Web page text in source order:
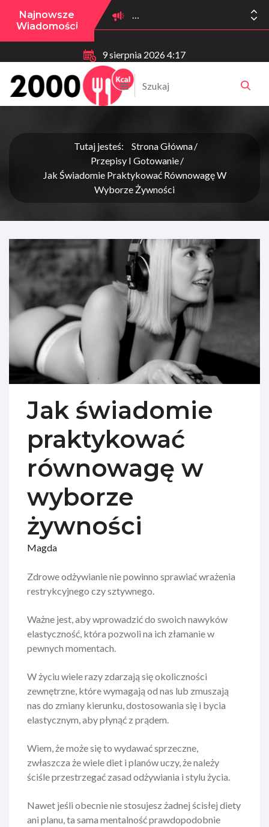
Najnowsze
Wiadomości
9 sierpnia 2026 4:17
Tutaj jesteś:
Strona Główna
Przepisy I Gotowanie
Jak Świadomie Praktykować Równowagę W
Wyborze Żywności
Jak świadomie
praktykować
równowagę w
wyborze
żywności
Magda
Zdrowe odżywianie nie powinno sprawiać wrażenia
restrykcyjnego czy sztywnego.
Ważne jest, aby wprowadzić do swoich nawyków
elastyczność, która pozwoli na ich złamanie w
pewnych momentach.
W życiu wiele razy zdarzają się okoliczności
zewnętrzne, które wymagają od nas lub zmuszają
nas do zmiany kierunku, dostosowania się i bycia
elastycznym, aby płynąć z prądem.
Wiem, że może się to wydawać sprzeczne,
zwłaszcza że wiele diet i planów uczy, że należy
ściśle przestrzegać zasad odżywiania i stylu życia.
Nawet jeśli obecnie nie stosujesz żadnej ścisłej diety
ani planu, ta sama mentalność prawdopodobnie